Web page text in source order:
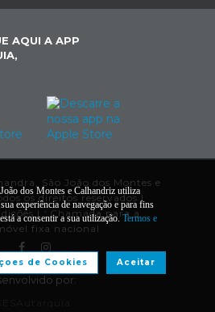
AQUI A APP
São João dos Montes e
os direitos reservados |
| * Chamada para a
fixa nacional
por:
dos Montes e Calhandriz utiliza
experiência de navegação e para fins
a consentir a sua utilização.Termos e
Aceitar
de Cookies